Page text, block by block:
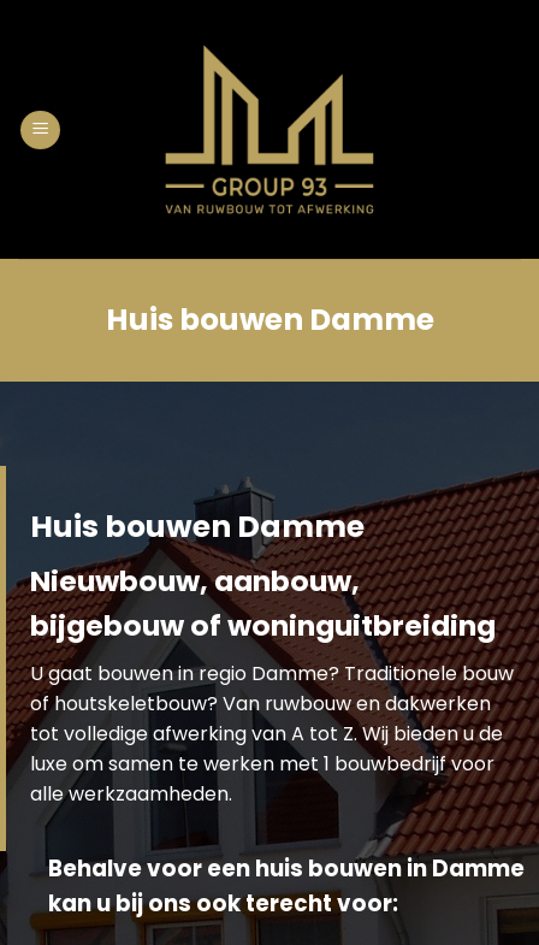
Huis bouwen Damme
Huis bouwen Damme
Nieuwbouw, aanbouw,
bijgebouw of woninguitbreiding
U gaat bouwen in regio Damme? Traditionele bouw
of houtskeletbouw? Van ruwbouw en dakwerken
tot volledige afwerking van A tot Z. Wij bieden u de
luxe om samen te werken met 1 bouwbedrijf voor
alle werkzaamheden.
Behalve voor een huis bouwen in Damme
kan u bij ons ook terecht voor: